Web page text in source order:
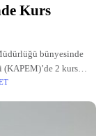
Kurs
bünyesinde
2 kurs